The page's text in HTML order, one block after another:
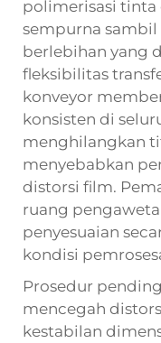
polimerisasi tinta
sempurna
berlebihan yang
fleksibilitas
konveyor
konsisten di
menghilangkan
menyebabkan
distorsi film.
ruang
penyesuaian
kondisi
Prosedur
mencegah
kestabilan